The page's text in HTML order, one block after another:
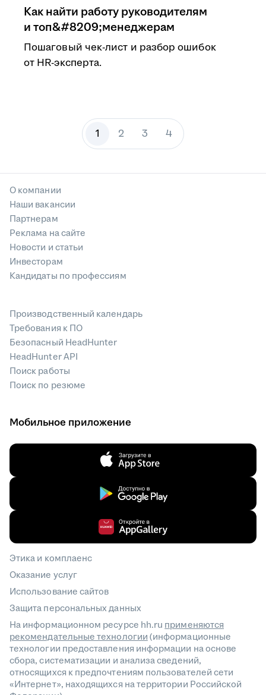
Как найти работу руководителям
и топ&#8209;менеджерам
Пошаговый чек-лист и разбор ошибок
от HR-эксперта.
1 2 3 4
О компании
Наши вакансии
Партнерам
Реклама на сайте
Новости и статьи
Инвесторам
Кандидаты по профессиям
Производственный календарь
Требования к ПО
Безопасный HeadHunter
HeadHunter API
Поиск работы
Поиск по резюме
Мобильное приложение
Этика и комплаенс
Оказание услуг
Использование сайтов
Защита персональных данных
На информационном ресурсе hh.ru применяются
рекомендательные технологии(информационные
технологии предоставления информации на основе
сбора, систематизации и анализа сведений,
относящихся к предпочтениям пользователей сети
«Интернет», находящихся на территории Российской